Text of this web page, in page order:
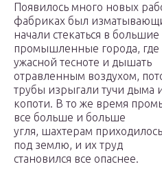
Появилось много новых
фабриках был
начали стекаться в большие
промышленные города, где
ужасной тесноте и дышать
отравленным воздухом,
трубы изрыгали тучи дыма
копоти. В то же время
все больше и больше
угля, шахтерам
под землю, и их труд
становился все опаснее.